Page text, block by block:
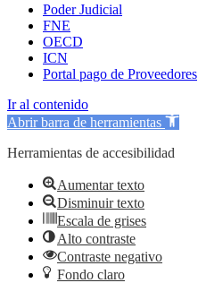
Poder Judicial
FNE
OECD
ICN
Portal pago de Proveedores
Ir al contenido
Abrir barra de herramientas
Herramientas de accesibilidad
Aumentar texto
Disminuir texto
Escala de grises
Alto contraste
Contraste negativo
Fondo claro